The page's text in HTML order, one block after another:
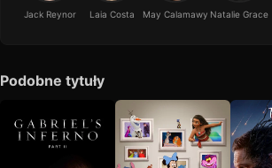
Jack Reynor Laia Costa May Calamawy Natalie Grace
Podobne tytuły